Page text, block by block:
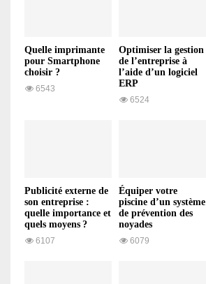
Quelle imprimante
pour Smartphone
choisir ?
6543
Optimiser la gestion
de l’entreprise à
l’aide d’un logiciel
ERP
6524
Publicité externe de
son entreprise :
quelle importance et
quels moyens ?
6107
Équiper votre
piscine d’un système
de prévention des
noyades
6079